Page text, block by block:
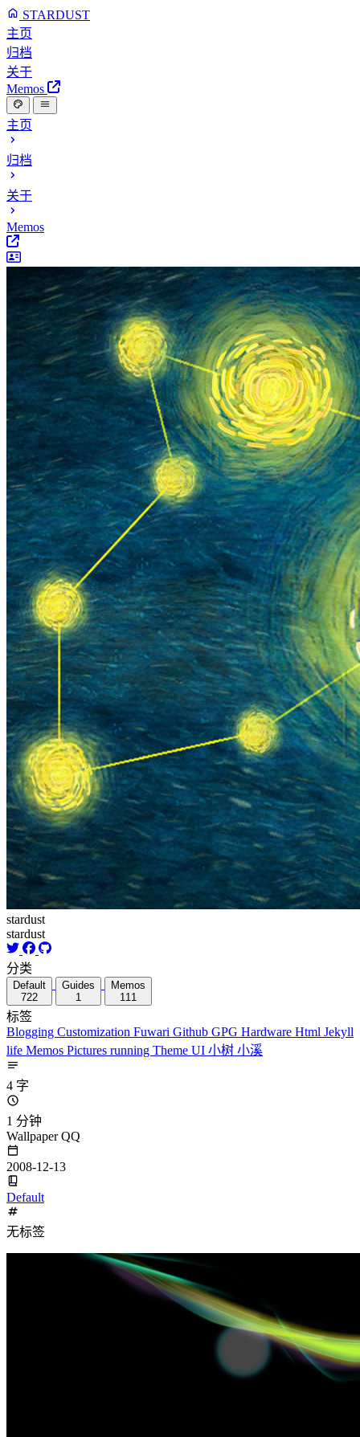
STARDUST
主页
归档
关于
Memos
主页
归档
关于
Memos
stardust
stardust
分类
Default
722
Guides
1
Memos
111
标签
Blogging Customization Fuwari Github GPG Hardware Html Jekyll
life Memos Pictures running Theme UI 小树 小溪
4 字
1 分钟
Wallpaper QQ
2008-12-13
Default
无标签